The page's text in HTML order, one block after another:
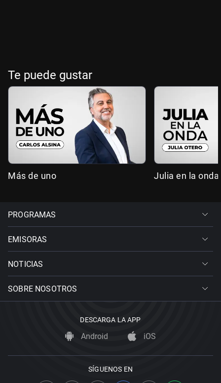
Te puede gustar
Más de uno Julia en la onda
PROGRAMAS
EMISORAS
NOTICIAS
SOBRE NOSOTROS
DESCARGA LA APP
Android iOS
SÍGUENOS EN